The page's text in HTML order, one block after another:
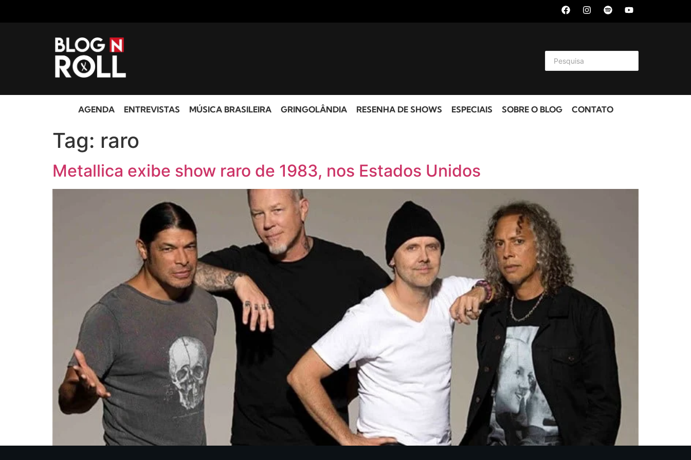
AGENDA ENTREVISTAS MÚSICA BRASILEIRA GRINGOLÂNDIA RESENHA DE SHOWS ESPECIAIS SOBRE O BLOG CONTATO
Tag: raro
Metallica exibe show raro de 1983, nos Estados Unidos